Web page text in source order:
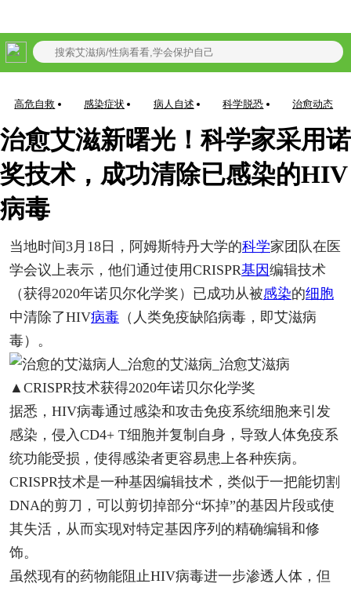
艾滋现有确诊:1053232累计死亡:351061 查看感染实时数据>
高危自救 感染症状 病人自述 科学脱恐 治愈动态
治愈艾滋新曙光！科学家采用诺
奖技术，成功清除已感染的HIV
病毒
当地时间3月18日，阿姆斯特丹大学的科学家团队在医
学会议上表示，他们通过使用CRISPR基因编辑技术
（获得2020年诺贝尔化学奖）已成功从被感染的细胞
中清除了HIV病毒 （人类免疫缺陷病毒，即艾滋病
毒）。
▲CRISPR技术获得2020年诺贝尔化学奖
据悉，HIV病毒通过感染和攻击免疫系统细胞来引发
感染，侵入CD4+ T细胞并复制自身，导致人体免疫系
统功能受损，使得感染者更容易患上各种疾病。
CRISPR技术是一种基因编辑技术，类似于一把能切割
DNA的剪刀，可以剪切掉部分“坏掉”的基因片段或使
其失活，从而实现对特定基因序列的精确编辑和修
饰。
虽然现有的药物能阻止HIV病毒进一步渗透人体，但